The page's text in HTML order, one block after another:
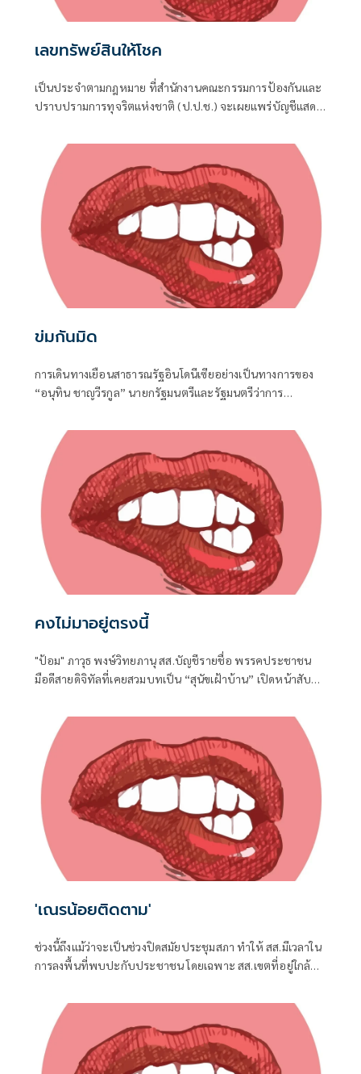
เลขทรัพย์สินให้โชค
เป็นประจำตามกฎหมาย ที่สำนักงานคณะกรรมการป้องกันและ
ปราบปรามการทุจริตแห่งชาติ (ป.ป.ช.) จะเผยแพร่บัญชีแสดง
ว่าจะเป็นกรณีเข้ารับตำแหน่ง หรือพ้นจากตำแหน่ง
ข่มกันมิด
การเดินทางเยือนสาธารณรัฐอินโดนีเซียอย่างเป็นทางการของ
“อนุทิน ชาญวีรกูล” นายกรัฐมนตรีและรัฐมนตรีว่าการ
ประวัติศาสตร์ ที่สะท้อนถึงเกียรติภูมิอันโดดเด่นของ
ประเทศไทยบนเวทีโลกได้อย่างชัดเจน
คงไม่มาอยู่ตรงนี้
"ป้อม" ภาวุธ พงษ์วิทยภานุ สส.บัญชีรายชื่อ พรรคประชาชน
มือดีสายดิจิทัลที่เคยสวมบทเป็น “สุนัขเฝ้าบ้าน” เปิดหน้าสับ
กระทรวงดิจิทัลเพื่อเศรษฐกิจและสังคม (ดีอี)
'เณรน้อยติดตาม'
ช่วงนี้ถึงแม้ว่าจะเป็นช่วงปิดสมัยประชุมสภา ทำให้ สส.มีเวลาใน
การลงพื้นที่พบปะกับประชาชน โดยเฉพาะ สส.เขตที่อยู่ใกล้ชิด
ปัญหาในเขต